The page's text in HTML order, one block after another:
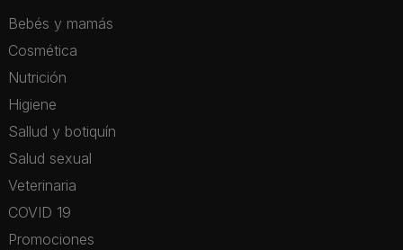
Bebés y mamás
Cosmética
Nutrición
Higiene
Sallud y botiquín
Salud sexual
Veterinaria
COVID 19
Promociones